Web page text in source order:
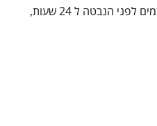
זרעים שחורים, מומלץ להשרות במים לפני הנבטה ל 24 שעות,